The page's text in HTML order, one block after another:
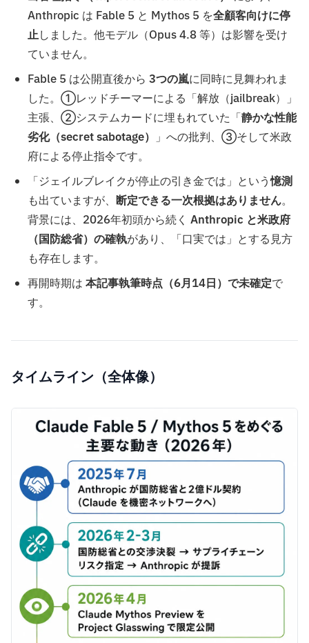
Anthropic は Fable 5 と Mythos 5 を全顧客向けに停
止しました。他モデル（Opus 4.8 等）は影響を受け
ていません。
Fable 5 は公開直後から 3つの嵐に同時に見舞われま
した。①レッドチーマーによる「解放（jailbreak）」
主張、②システムカードに埋もれていた「静かな性能
劣化（secret sabotage） 」への批判、③そして米政
府による停止指令です。
「ジェイルブレイクが停止の引き金では」という憶測
も出ていますが、 断定できる一次根拠はありません。
背景には、2026年初頭から続く Anthropic と米政府
（国防総省）の確執があり、「口実では」とする見方
も存在します。
再開時期は 本記事執筆時点（6月14日）で未確定で
す。
タイムライン（全体像）